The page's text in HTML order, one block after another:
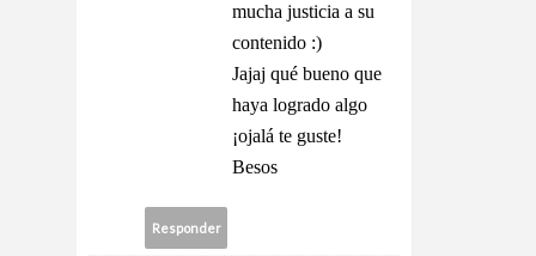
mucha justicia a su
contenido :)
Jajaj qué bueno que
haya logrado algo
¡ojalá te guste!
Besos
Responder